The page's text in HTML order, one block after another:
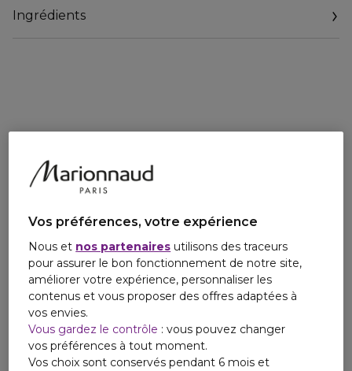
intensément hydratée et radieuse. Resplendissante, vous
êtes éclatante de jeunesse. Essence perlée infusion
Ingrédients
Vos préférences, votre expérience
Nous et nos partenaires utilisons des traceurs
pour assurer le bon fonctionnement de notre site,
améliorer votre expérience, personnaliser les
contenus et vous proposer des offres adaptées à
vos envies.
Vous gardez le contrôle : vous pouvez changer
vos préférences à tout moment.
Vos choix sont conservés pendant 6 mois et